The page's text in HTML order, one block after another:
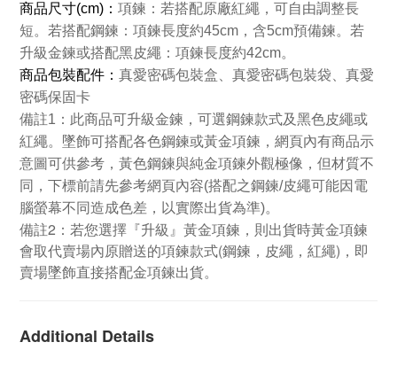
商品尺寸(cm)： 項鍊：若搭配原廠紅繩，可自由調整長
短。若搭配鋼鍊：項鍊長度約45cm，含5cm預備鍊。若
升級金鍊或搭配黑皮繩：項鍊長度約42cm。
商品包裝配件： 真愛密碼包裝盒、真愛密碼包裝袋、真愛
密碼保固卡
備註1：此商品可升級金鍊，可選鋼鍊款式及黑色皮繩或
紅繩。墜飾可搭配各色鋼鍊或黃金項鍊，網頁內有商品示
意圖可供參考，黃色鋼鍊與純金項鍊外觀極像，但材質不
同，下標前請先參考網頁內容(搭配之鋼鍊/皮繩可能因電
腦螢幕不同造成色差，以實際出貨為準)。
備註2：若您選擇『升級』黃金項鍊，則出貨時黃金項鍊
會取代賣場內原贈送的項鍊款式(鋼鍊，皮繩，紅繩)，即
賣場墜飾直接搭配金項鍊出貨。
Additional Details